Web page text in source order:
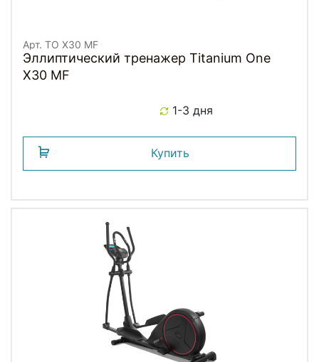
Арт. TO X30 MF
Эллиптический тренажер Titanium One
X30 MF
1-3 дня
Купить